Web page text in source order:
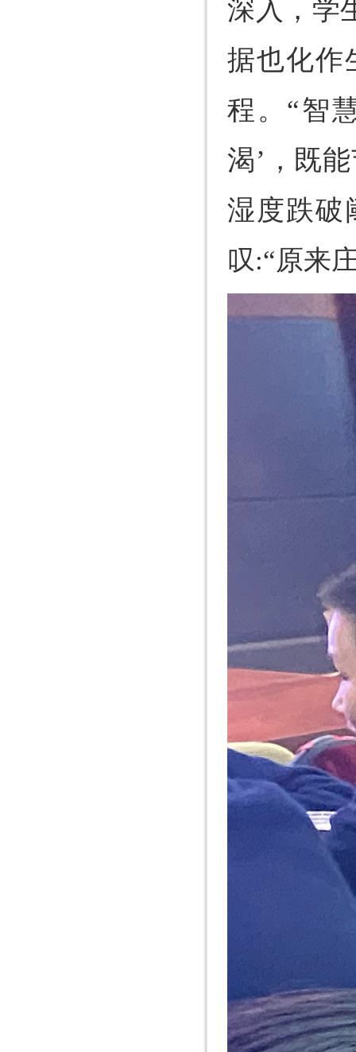
深入，学
据也化作
程。“智
渴’，既
湿度跌破
叹:“原来